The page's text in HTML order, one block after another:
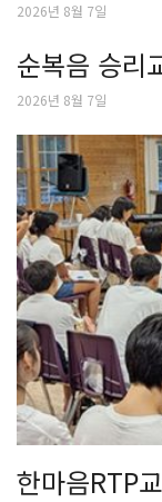
2026년 8월 7일
순복음 승리
2026년 8월 7일
한마음RTP